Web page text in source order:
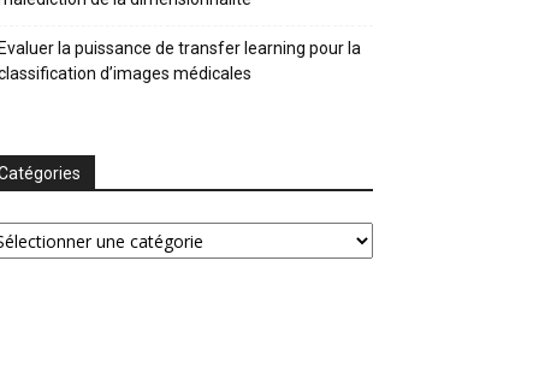
la puissance de transfer learning pour la
d’images médicales